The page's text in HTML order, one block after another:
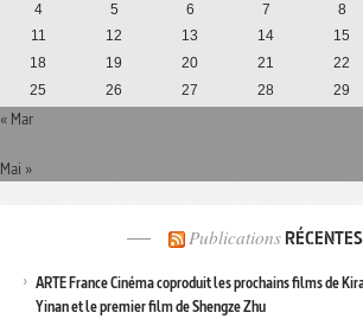
4
5 6 7 8
11
12 13 14 15
18
19 20 21 22
25
26 27 28 29
« Mar
Mai »
Publications RÉCENTES
ARTE France Cinéma coproduit les prochains films de
Yinan et le premier film de Shengze Zhu